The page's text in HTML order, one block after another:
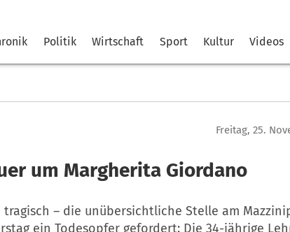
Politik Wirtschaft Sport Kultur Videos
Freitag, 25.
um Margherita Giordano
tragisch – die unübersichtliche Stelle am
ein Todesopfer gefordert: Die 34-jährige